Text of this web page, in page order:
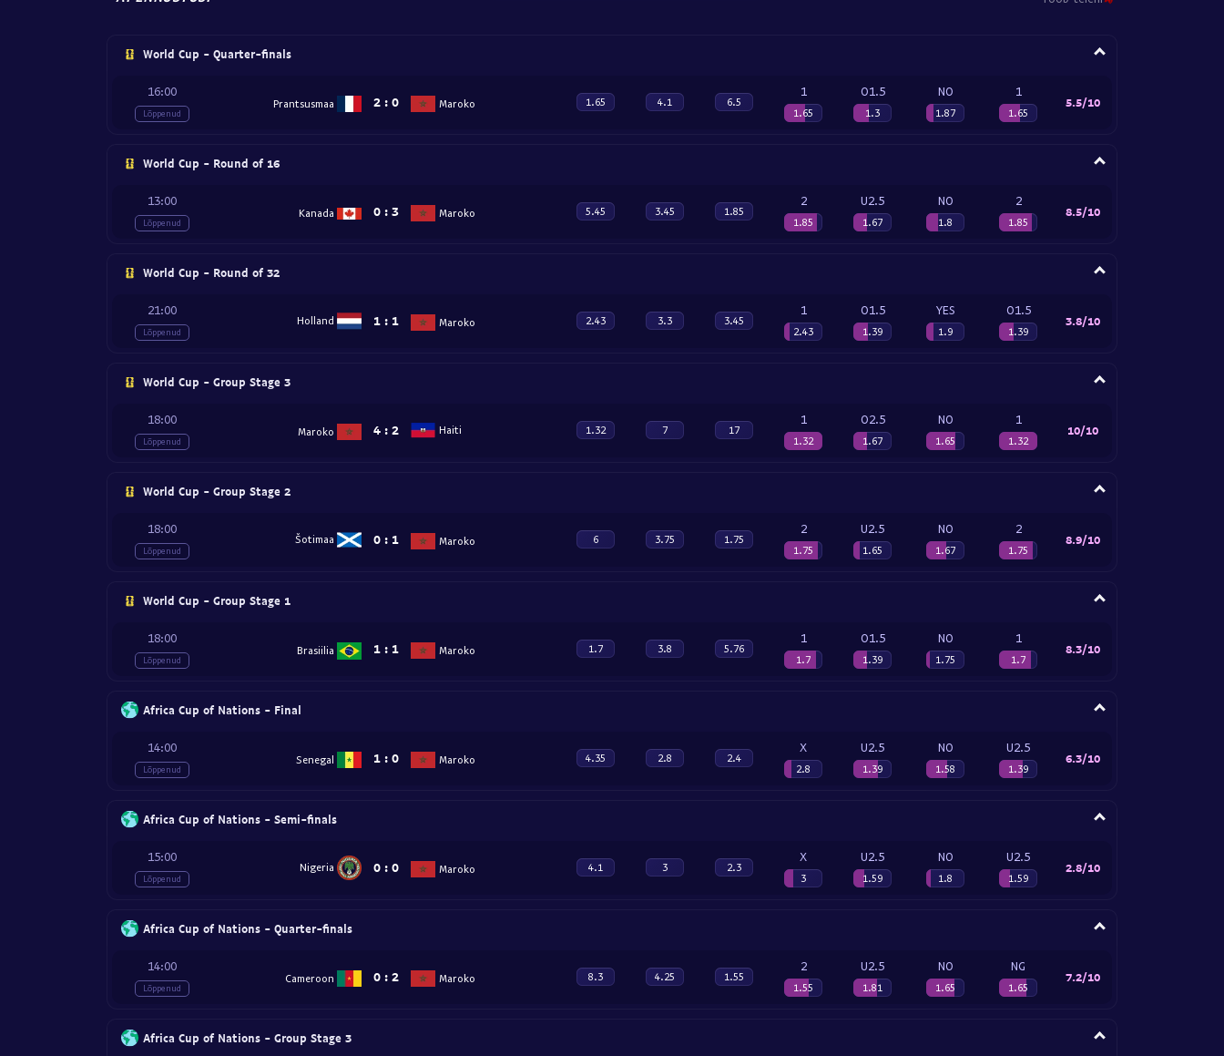
World Cup - Quarter-finals
16:00
Lõppenud
Prantsusmaa 2 : 0 Maroko 1.65 4.1 6.5
1
1.65
O1.5
1.3
NO
1.87
1
1.65
5.5/10
World Cup - Round of 16
13:00
Lõppenud
Kanada 0 : 3 Maroko 5.45 3.45 1.85
2
1.85
U2.5
1.67
NO
1.8
2
1.85
8.5/10
World Cup - Round of 32
21:00
Lõppenud
Holland 1 : 1 Maroko 2.43 3.3 3.45
1
2.43
O1.5
1.39
YES
1.9
O1.5
1.39
3.8/10
World Cup - Group Stage 3
18:00
Lõppenud
Maroko 4 : 2 Haiti 1.32 7 17
1
1.32
O2.5
1.67
NO
1.65
1
1.32
10/10
World Cup - Group Stage 2
18:00
Lõppenud
Šotimaa 0 : 1 Maroko 6 3.75 1.75
2
1.75
U2.5
1.65
NO
1.67
2
1.75
8.9/10
World Cup - Group Stage 1
18:00
Lõppenud
Brasiilia 1 : 1 Maroko 1.7 3.8 5.76
1
1.7
O1.5
1.39
NO
1.75
1
1.7
8.3/10
Africa Cup of Nations - Final
14:00
Lõppenud
Senegal 1 : 0 Maroko 4.35 2.8 2.4
X
2.8
U2.5
1.39
NO
1.58
U2.5
1.39
6.3/10
Africa Cup of Nations - Semi-finals
15:00
Lõppenud
Nigeria 0 : 0 Maroko 4.1 3 2.3
X
3
U2.5
1.59
NO
1.8
U2.5
1.59
2.8/10
Africa Cup of Nations - Quarter-finals
14:00
Lõppenud
Cameroon 0 : 2 Maroko 8.3 4.25 1.55
2
1.55
U2.5
1.81
NO
1.65
NG
1.65
7.2/10
Africa Cup of Nations - Group Stage 3